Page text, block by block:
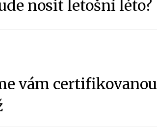
nosit letošní léto?
vám certifikovanou